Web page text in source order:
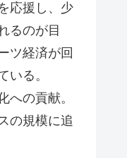
応援し、少
るのが目
ツ経済が回
いる。
への貢献。
の規模に追